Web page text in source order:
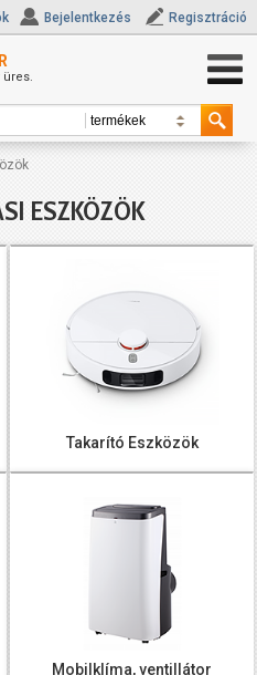
Bejelentkezés Regisztráció
üres.
ESZKÖZÖK
Takarító Eszközök
Mobilklíma, ventillátor